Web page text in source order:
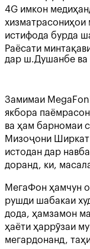
4G имкон
истифода бурда
Раёсати
дар ш.Душанбе
Замимаи
якбора
ва ҳам барномаи
Мизоҷони Ширкат
истодан дар
доранд, ки,
МегаФон ҳамчун
рушди шабакаи
дода, ҳамзамон
ҳаёти ҳаррӯзаи
мегардонанд,